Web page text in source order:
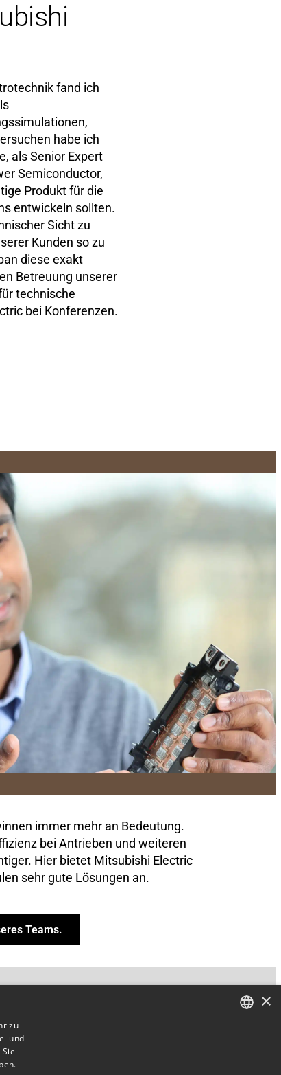
fand ich
habe ich
als Senior Expert
Semiconductor,
Produkt für die
entwickeln sollten.
Sicht zu
Kunden so zu
diese exakt
Betreuung unserer
technische
bei Konferenzen.
immer mehr an Bedeutung.
bei Antrieben und weiteren
Hier bietet Mitsubishi Electric
sehr gute Lösungen an.
Teams.
×
zu
und